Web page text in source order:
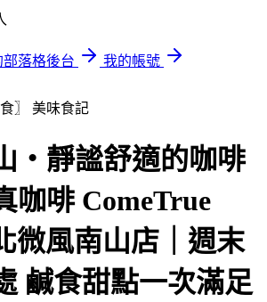
部落格後台
我的帳號
〗 美味食記
・靜謐舒適的咖啡
咖啡 ComeTrue
微風南山店｜週末
鹹食甜點一次滿足